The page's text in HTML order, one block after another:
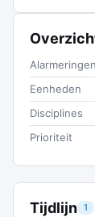
Tijdlijn 1
Alarmeringen
Eenheden
Disciplines
Prioriteit